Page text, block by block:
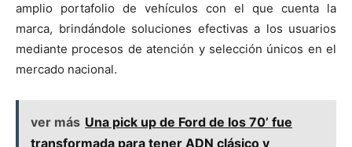
amplio portafolio de vehículos con el que cuenta la
marca, brindándole soluciones efectivas a los usuarios
mediante procesos de atención y selección únicos en el
mercado nacional.
ver más Una pick up de Ford de los 70’ fue
transformada para tener ADN clásico y